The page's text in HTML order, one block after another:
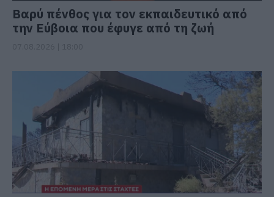
Βαρύ πένθος για τον εκπαιδευτικό από
την Εύβοια που έφυγε από τη ζωή